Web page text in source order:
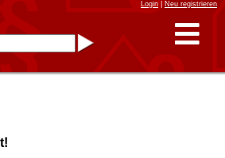
Login| Neu registrieren
durch